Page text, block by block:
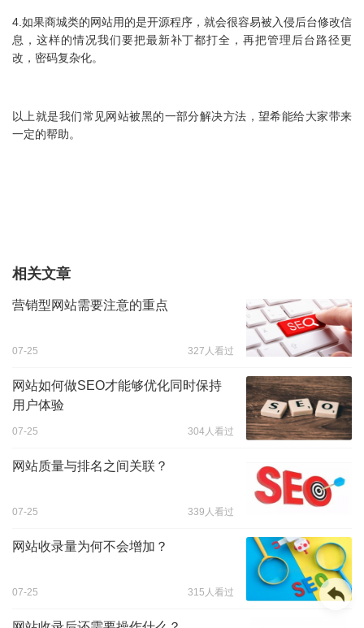
4.如果商城类的网站用的是开源程序，就会很容易被入侵后台修改信
息，这样的情况我们要把最新补丁都打全，再把管理后台路径更
改，密码复杂化。
以上就是我们常见网站被黑的一部分解决方法，望希能给大家带来
一定的帮助。
相关文章
营销型网站需要注意的重点
07-25 327人看过
网站如何做SEO才能够优化同时保持
用户体验
07-25 304人看过
网站质量与排名之间关联？
07-25 339人看过
网站收录量为何不会增加？
07-25 315人看过